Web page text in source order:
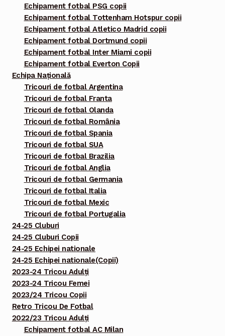
Echipament fotbal PSG copii
Echipament fotbal Tottenham Hotspur copii
Echipament fotbal Atletico Madrid copii
Echipament fotbal Dortmund copii
Echipament fotbal Inter Miami copii
Echipament fotbal Everton Copii
Echipa Națională
Tricouri de fotbal Argentina
Tricouri de fotbal Franta
Tricouri de fotbal Olanda
Tricouri de fotbal România
Tricouri de fotbal Spania
Tricouri de fotbal SUA
Tricouri de fotbal Brazilia
Tricouri de fotbal Anglia
Tricouri de fotbal Germania
Tricouri de fotbal Italia
Tricouri de fotbal Mexic
Tricouri de fotbal Portugalia
24-25 Cluburi
24-25 Cluburi Copii
24-25 Echipei nationale
24-25 Echipei nationale(Copii)
2023-24 Tricou Adulți
2023-24 Tricou Femei
2023/24 Tricou Copii
Retro Tricou De Fotbal
2022/23 Tricou Adulți
Echipament fotbal AC Milan